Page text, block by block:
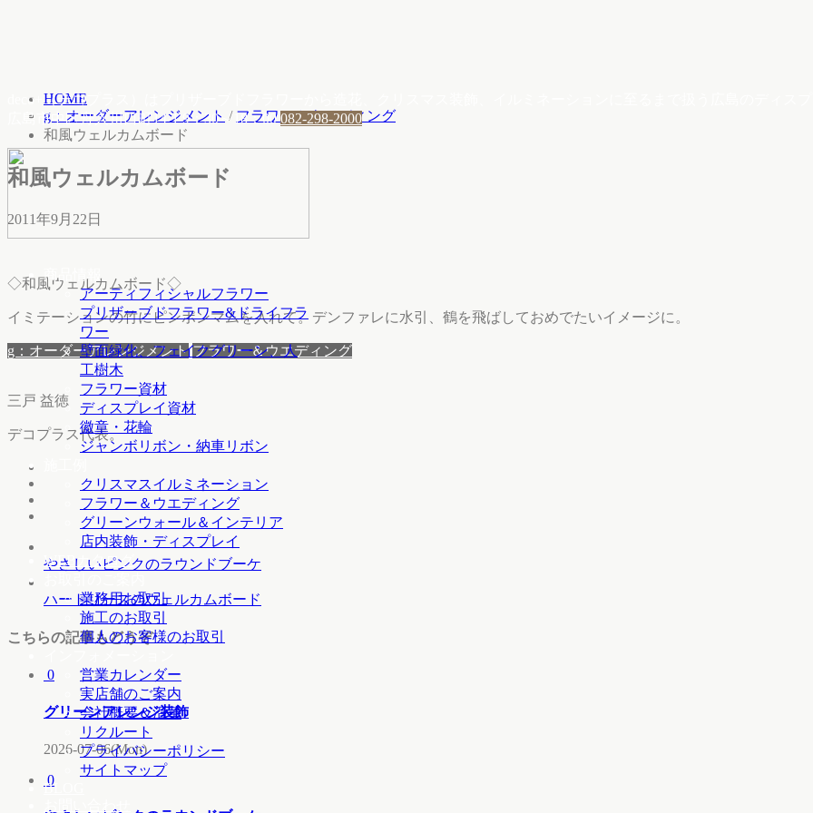
deco+（デコプラス）はプリザーブドフラワーから造花、クリスマス装飾、イルミネーションに至るまで扱う広島のディス
広島市中区舟入川口町14-1 9：30～18：00 082-298-2000
商品情報
アーティフィシャルフラワー
プリザーブドフラワー&ドライフラ
ワー
壁面緑化、フェイクグリーン、人
工樹木
フラワー資材
ディスプレイ資材
徽章・花輪
ジャンボリボン・納車リボン
クリスマスイルミネーション
フラワー＆ウエディング
グリーンウォール＆インテリア
店内装飾・ディスプレイ
WEBカタログ
業務用お取引
施工のお取引
個人のお客様のお取引
営業カレンダー
実店舗のご案内
会社概要＆沿革
リクルート
プライバシーポリシー
サイトマップ
BLOG
お問い合わせ
HOME
g：オーダーアレンジメント / フラワー＆ウエディング
和風ウェルカムボード
和風ウェルカムボード
2011年9月22日
◇和風ウェルカムボード◇
イミテーションの竹にピンポンマムを入れて。デンファレに水引、鶴を飛ばしておめでたいイメージに。
g：オーダーアレンジメント フラワー＆ウエディング
三戸 益徳
デコプラス代表。
やさしいピンクのラウンドブーケ
ハートリースのウェルカムボード
こちらの記事もどうぞ
0
グリーンアレンジ装飾
2026-07-06(Mon)
0